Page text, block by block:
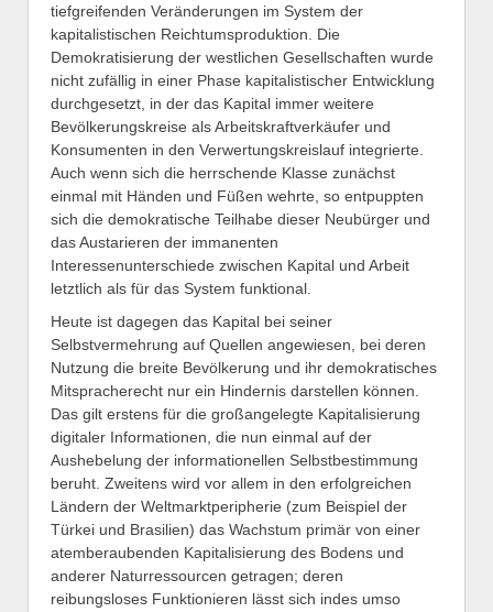
tiefgreifenden Veränderungen im System der
kapitalistischen Reichtumsproduk­tion. Die
Demokratisierung der westlichen Gesellschaften wurde
nicht zufällig in einer Phase ­kapitalistischer Entwicklung
durchgesetzt, in der das Kapital immer weitere
Bevölkerungskreise als Arbeitskraftverkäufer und
Konsumenten in den Verwertungskreislauf integrierte.
Auch wenn sich die herrschende Klasse zunächst
einmal mit Händen und Füßen wehrte, so entpuppten
sich die demokratische Teilhabe dieser Neubürger und
das Austarieren der immanenten
Interessenunterschiede zwischen Kapital und Arbeit
letztlich als für das System funktional.
Heute ist dagegen das Kapital bei seiner
Selbstvermehrung auf Quellen angewiesen, bei deren
Nutzung die breite Bevölkerung und ihr demokratisches
Mitspracherecht nur ein Hindernis darstellen können.
Das gilt erstens für die großangelegte Kapitalisierung
digitaler Informationen, die nun einmal auf der
Aushebelung der informationellen Selbstbestimmung
beruht. Zweitens wird vor allem in den erfolgreichen
Ländern der Weltmarktperipherie (zum Beispiel der
Türkei und Brasilien) das Wachstum primär von einer
atemberaubenden Kapitalisierung des Bodens und
anderer Naturressourcen getragen; deren
reibungsloses Funktionieren lässt sich indes umso